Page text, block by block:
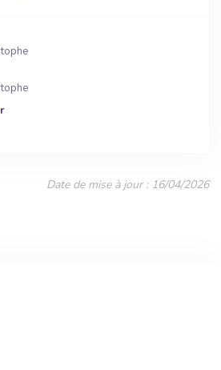
Date de mise à jour : 16/04/2026